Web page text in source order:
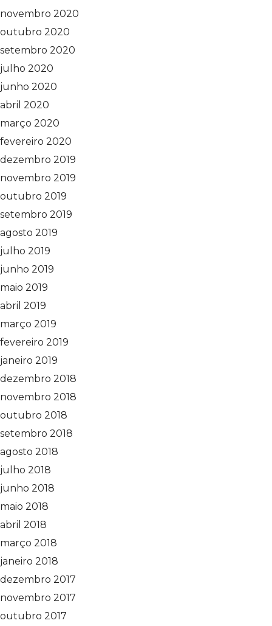
novembro 2020
outubro 2020
setembro 2020
julho 2020
junho 2020
abril 2020
março 2020
fevereiro 2020
dezembro 2019
novembro 2019
outubro 2019
setembro 2019
agosto 2019
julho 2019
junho 2019
maio 2019
abril 2019
março 2019
fevereiro 2019
janeiro 2019
dezembro 2018
novembro 2018
outubro 2018
setembro 2018
agosto 2018
julho 2018
junho 2018
maio 2018
abril 2018
março 2018
janeiro 2018
dezembro 2017
novembro 2017
outubro 2017